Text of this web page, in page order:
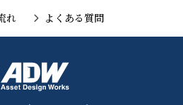
れ よくある質問